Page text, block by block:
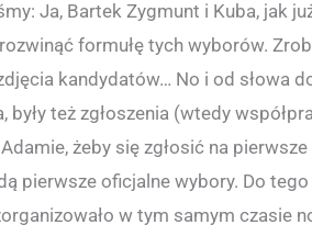
Ja, Bartek Zygmunt i Kuba, jak
formułę tych wyborów.
kandydatów… No i od słowa
też zgłoszenia (wtedy
żeby się zgłosić na
pierwsze oficjalne wybory. Do
w tym samym czasie